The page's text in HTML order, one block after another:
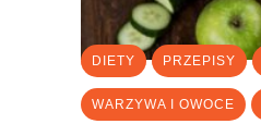
DIETY PRZEPISY
WARZYWA I OWOCE